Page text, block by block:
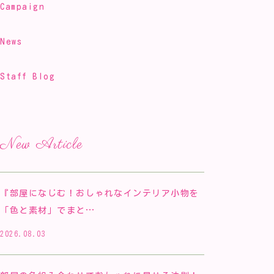
Campaign
News
Staff Blog
New Article
『部屋になじむ！おしゃれなインテリア小物を
「色と素材」でまと…
2026.08.03